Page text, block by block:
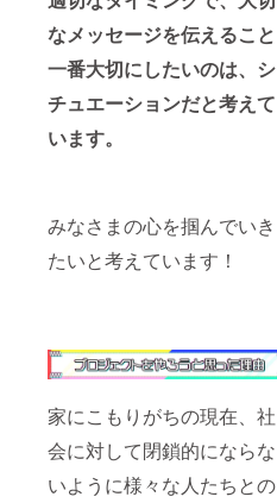
なメッセージを伝えること
一番大切にしたいのは、シ
チュエーションだと考えて
います。
みなさまの心を掴んでいき
たいと考えています！
家にこもりがちの現在、社
会に対して閉鎖的にならな
いように様々な人たちとの